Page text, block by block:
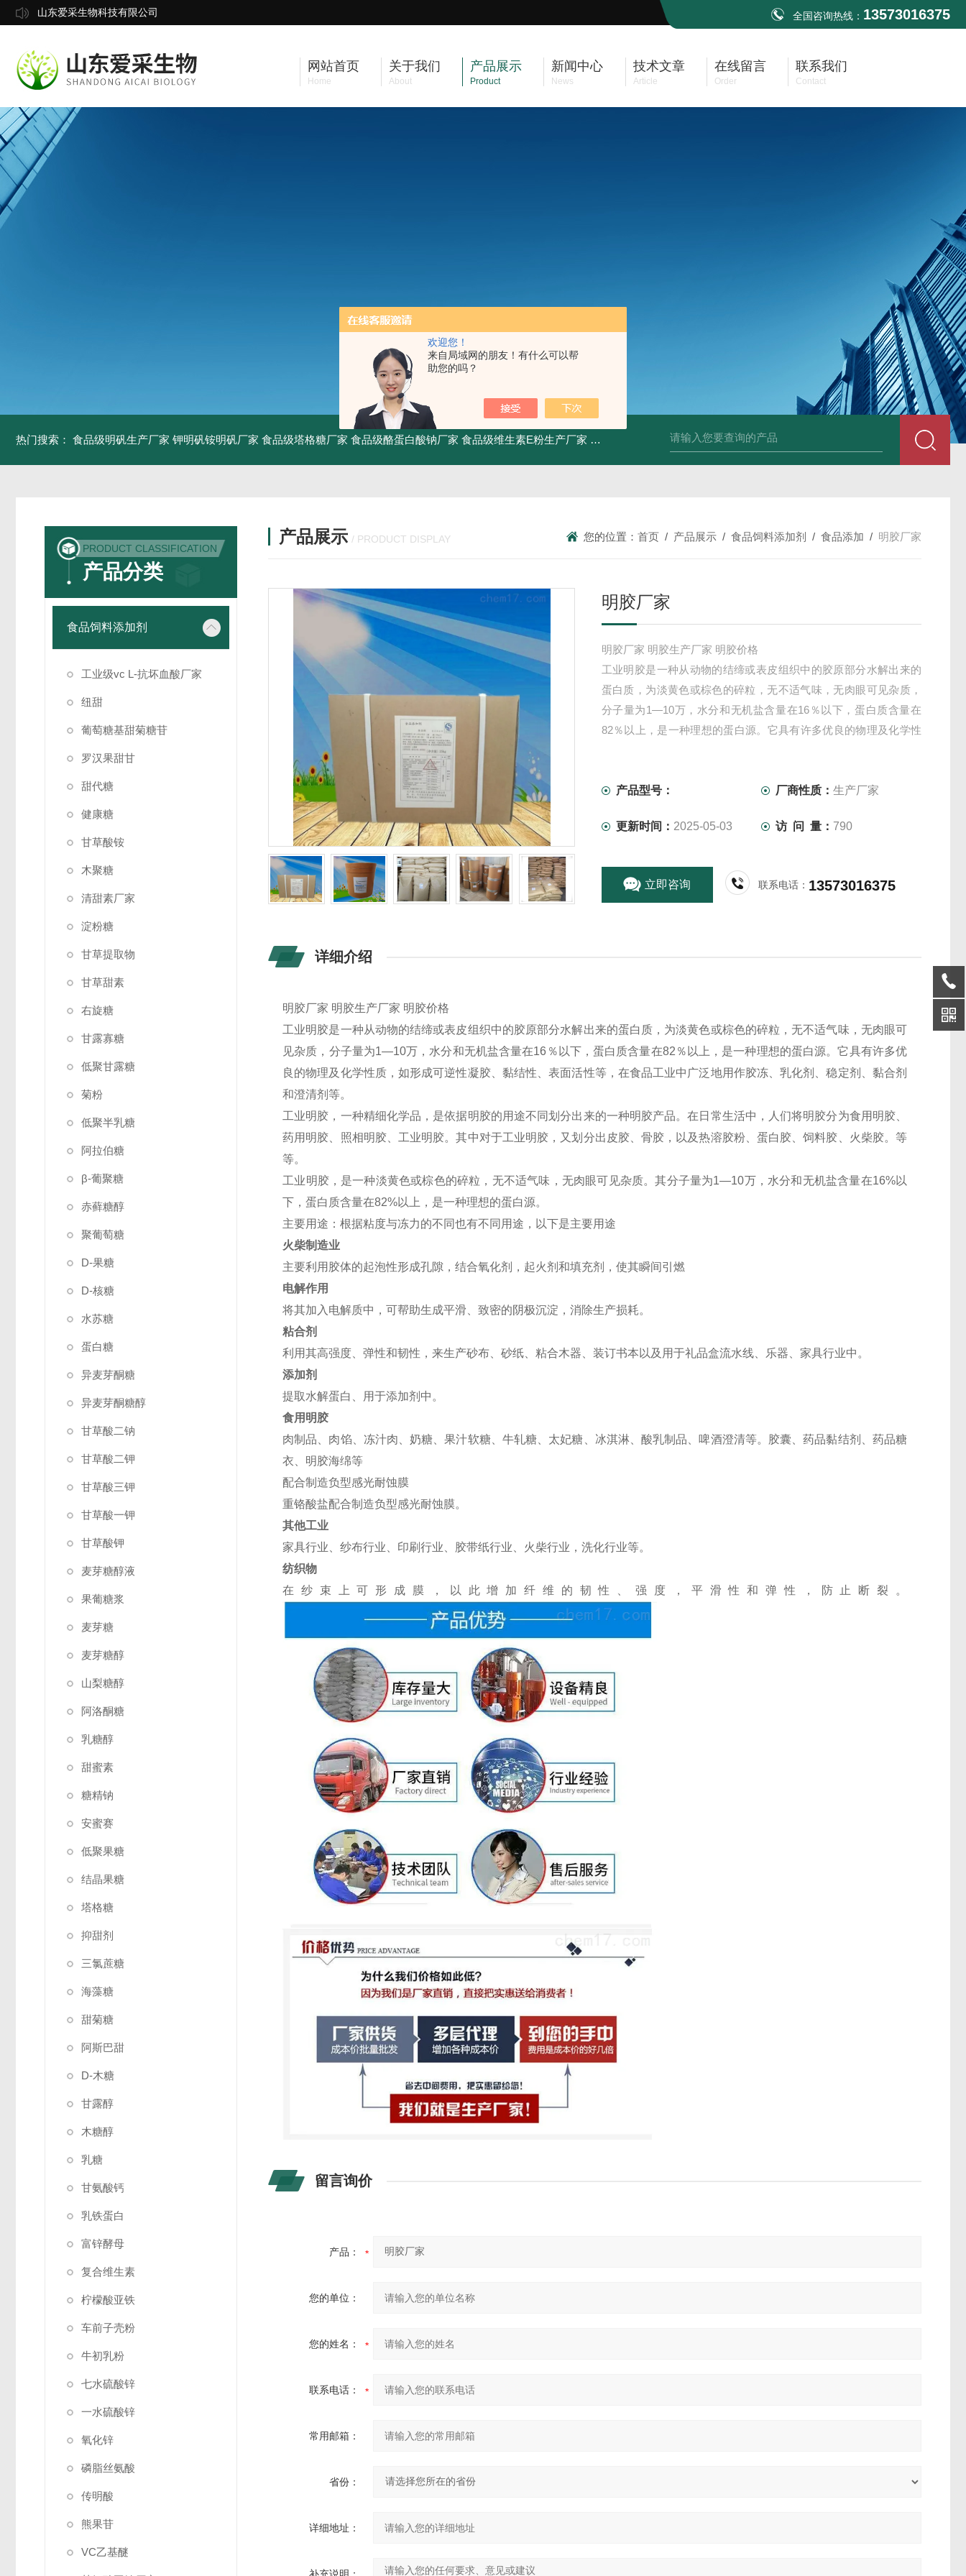
欢迎您！
来自局域网的朋友！有什么可以帮
助您的吗？
山东爱采生物科技有限公司 全国咨询热线： 13573016375
网站首页
Home
关于我们
About
产品展示
Product
新闻中心
News
技术文章
Article
在线留言
Order
联系我们
Contact
热门搜索： 食品级明矾生产厂家 钾明矾铵明矾厂家 食品级塔格糖厂家 食品级酪蛋白酸钠厂家 食品级维生素E粉生产厂家 食品级牛骨胶原蛋白生产厂家 食品级复合氨基酸生产厂家 食品级黄原胶生产厂
PRODUCT CLASSIFICATION
产品分类
食品饲料添加剂
工业级vc L-抗坏血酸厂家
纽甜
葡萄糖基甜菊糖苷
罗汉果甜甘
甜代糖
健康糖
甘草酸铵
木聚糖
清甜素厂家
淀粉糖
甘草提取物
甘草甜素
右旋糖
甘露寡糖
低聚甘露糖
菊粉
低聚半乳糖
阿拉伯糖
β-葡聚糖
赤藓糖醇
聚葡萄糖
D-果糖
D-核糖
水苏糖
蛋白糖
异麦芽酮糖
异麦芽酮糖醇
甘草酸二钠
甘草酸二钾
甘草酸三钾
甘草酸一钾
甘草酸钾
麦芽糖醇液
果葡糖浆
麦芽糖
麦芽糖醇
山梨糖醇
阿洛酮糖
乳糖醇
甜蜜素
糖精钠
安蜜赛
低聚果糖
结晶果糖
塔格糖
抑甜剂
三氯蔗糖
海藻糖
甜菊糖
阿斯巴甜
D-木糖
甘露醇
木糖醇
乳糖
甘氨酸钙
乳铁蛋白
富锌酵母
复合维生素
柠檬酸亚铁
车前子壳粉
牛初乳粉
七水硫酸锌
一水硫酸锌
氧化锌
磷脂丝氨酸
传明酸
熊果苷
VC乙基醚
产品展示 / PRODUCT DISPLAY 您的位置： 首页 / 产品展示 / 食品饲料添加剂 / 食品添加 / 明胶厂家
明胶厂家
明胶厂家 明胶生产厂家 明胶价格
工业明胶是一种从动物的结缔或表皮组织中的胶原部分水解出来的
蛋白质，为淡黄色或棕色的碎粒，无不适气味，无肉眼可见杂质，
分子量为1—10万，水分和无机盐含量在16％以下，蛋白质含量在
82％以上，是一种理想的蛋白源。它具有许多优良的物理及化学性
产品型号：
厂商性质：生产厂家
更新时间： 2025-05-03 访 问 量： 790
立即咨询 联系电话： 13573016375
详细介绍
明胶厂家 明胶生产厂家 明胶价格
工业明胶是一种从动物的结缔或表皮组织中的胶原部分水解出来的蛋白质，为淡黄色或棕色的碎粒，无不适气味，无肉眼可
见杂质，分子量为1—10万，水分和无机盐含量在16％以下，蛋白质含量在82％以上，是一种理想的蛋白源。它具有许多优
良的物理及化学性质，如形成可逆性凝胶、黏结性、表面活性等，在食品工业中广泛地用作胶冻、乳化剂、稳定剂、黏合剂
和澄清剂等。
工业明胶，一种精细化学品，是依据明胶的用途不同划分出来的一种明胶产品。在日常生活中，人们将明胶分为食用明胶、
药用明胶、照相明胶、工业明胶。其中对于工业明胶，又划分出皮胶、骨胶，以及热溶胶粉、蛋白胶、饲料胶、火柴胶。等
等。
工业明胶，是一种淡黄色或棕色的碎粒，无不适气味，无肉眼可见杂质。其分子量为1—10万，水分和无机盐含量在16%以
下，蛋白质含量在82%以上，是一种理想的蛋白源。
主要用途：根据粘度与冻力的不同也有不同用途，以下是主要用途
火柴制造业
主要利用胶体的起泡性形成孔隙，结合氧化剂，起火剂和填充剂，使其瞬间引燃
电解作用
将其加入电解质中，可帮助生成平滑、致密的阴极沉淀，消除生产损耗。
粘合剂
利用其高强度、弹性和韧性，来生产砂布、砂纸、粘合木器、装订书本以及用于礼品盒流水线、乐器、家具行业中。
添加剂
提取水解蛋白、用于添加剂中。
食用明胶
肉制品、肉馅、冻汁肉、奶糖、果汁软糖、牛轧糖、太妃糖、冰淇淋、酸乳制品、啤酒澄清等。胶囊、药品黏结剂、药品糖
衣、明胶海绵等
配合制造负型感光耐蚀膜
重铬酸盐配合制造负型感光耐蚀膜。
其他工业
家具行业、纱布行业、印刷行业、胶带纸行业、火柴行业，洗化行业等。
纺织物
在纱束上可形成膜，以此增加纤维的韧性、强度，平滑性和弹性，防止断裂。
留言询价
产品：
您的单位：
您的姓名：
联系电话：
常用邮箱：
省份：
详细地址：